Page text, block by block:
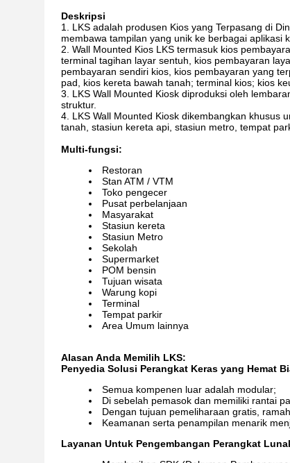
Deskripsi
LKS adalah produsen Kios yang Terpasang di
membawa tampilan yang unik ke berbagai aplikasi
Wall Mounted Kios LKS termasuk kios
terminal tagihan layar sentuh, kios pembayaran
pembayaran sendiri kios, kios pembayaran yang
pad, kios kereta bawah tanah; terminal kios; kios
LKS Wall Mounted Kiosk diproduksi oleh
struktur.
LKS Wall Mounted Kiosk dikembangkan khusus
tanah, stasiun kereta api, stasiun metro, tempat
Multi-fungsi:
Restoran
Stan ATM / VTM
Toko pengecer
Pusat perbelanjaan
Masyarakat
Stasiun kereta
Stasiun Metro
Sekolah
Supermarket
POM bensin
Tujuan wisata
Warung kopi
Terminal
Tempat parkir
Area Umum lainnya
Alasan Anda Memilih LKS:
Penyedia Solusi Perangkat Keras yang Hemat
Semua kompenen luar adalah modular;
Di sebelah pemasok dan memiliki rantai
Dengan tujuan pemeliharaan gratis,
Keamanan serta penampilan menarik
Layanan Untuk Pengembangan Perangkat